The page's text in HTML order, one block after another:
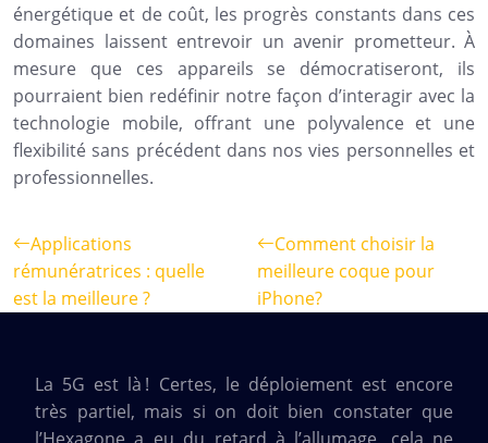
énergétique et de coût, les progrès constants dans ces
domaines laissent entrevoir un avenir prometteur. À
mesure que ces appareils se démocratiseront, ils
pourraient bien redéfinir notre façon d’interagir avec la
technologie mobile, offrant une polyvalence et une
flexibilité sans précédent dans nos vies personnelles et
professionnelles.
Applications
rémunératrices : quelle
est la meilleure ?
Comment choisir la
meilleure coque pour
iPhone?
La 5G est là ! Certes, le déploiement est encore
très partiel, mais si on doit bien constater que